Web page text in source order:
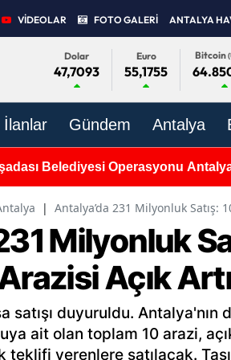
VİDEOLAR FOTO GALERİ ANTALYA
Dolar
47,7093
Euro
55,1755
Bitcoin
İlanlar Gündem Antalya
Belediyesi Operasyonu
| Antalya’da 231 Milyonluk Satış:
Milyonluk
Açık
duyuruldu. Antalya'nın
ait olan toplam 10 arazi,
teklifi verenlere satılacak.